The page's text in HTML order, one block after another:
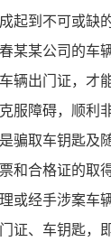
起到不可或缺
某公司的车
辆出门证，才
服障碍，顺
骗取车钥匙
和合格证的取
或经手涉案车
证、车钥匙，